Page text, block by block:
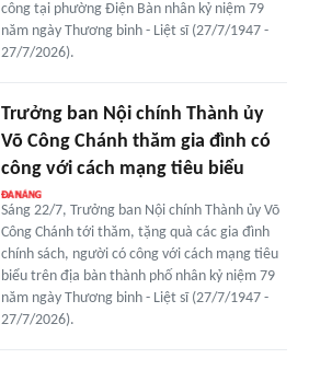
công tại phường Điện Bàn nhân kỷ niệm 79
năm ngày Thương binh - Liệt sĩ (27/7/1947 -
27/7/2026).
Trưởng ban Nội chính Thành ủy
Võ Công Chánh thăm gia đình có
công với cách mạng tiêu biểu
Sáng 22/7, Trưởng ban Nội chính Thành ủy Võ
Công Chánh tới thăm, tặng quà các gia đình
chính sách, người có công với cách mạng tiêu
biểu trên địa bàn thành phố nhân kỷ niệm 79
năm ngày Thương binh - Liệt sĩ (27/7/1947 -
27/7/2026).